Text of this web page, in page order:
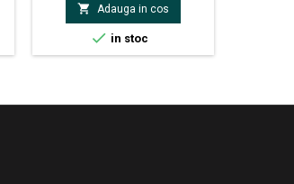
 Adauga in cos
 in stoc